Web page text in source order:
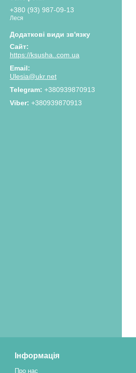
+380 (93) 987-09-13
Леся
https://ksusha..com.ua
Ulesia@ukr.net
+380939870913
+380939870913
Інформація
Про нас